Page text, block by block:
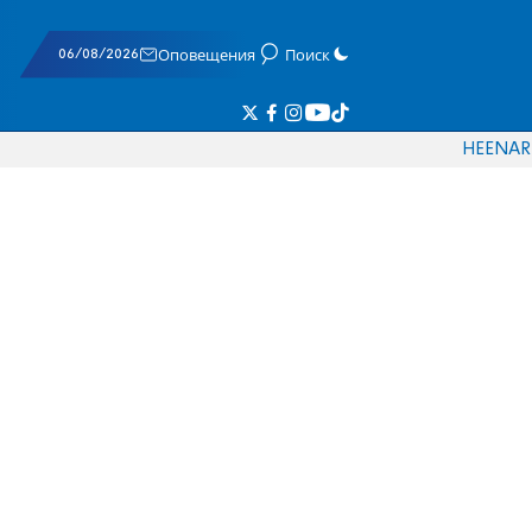
06/08/2026 Оповещения Поиск
HEENAR